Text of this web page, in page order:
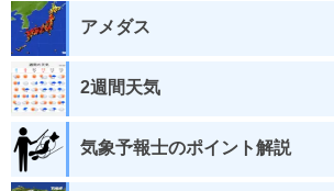
アメダス
2週間天気
気象予報士のポイント解説